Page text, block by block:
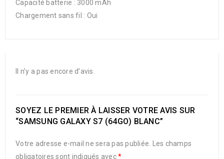
Capacité batterie : 3000 mAh
Chargement sans fil : Oui
Il n’y a pas encore d’avis.
SOYEZ LE PREMIER À LAISSER VOTRE AVIS SUR
“SAMSUNG GALAXY S7 (64GO) BLANC”
Votre adresse e-mail ne sera pas publiée.
Les champs
obligatoires sont indiqués avec*